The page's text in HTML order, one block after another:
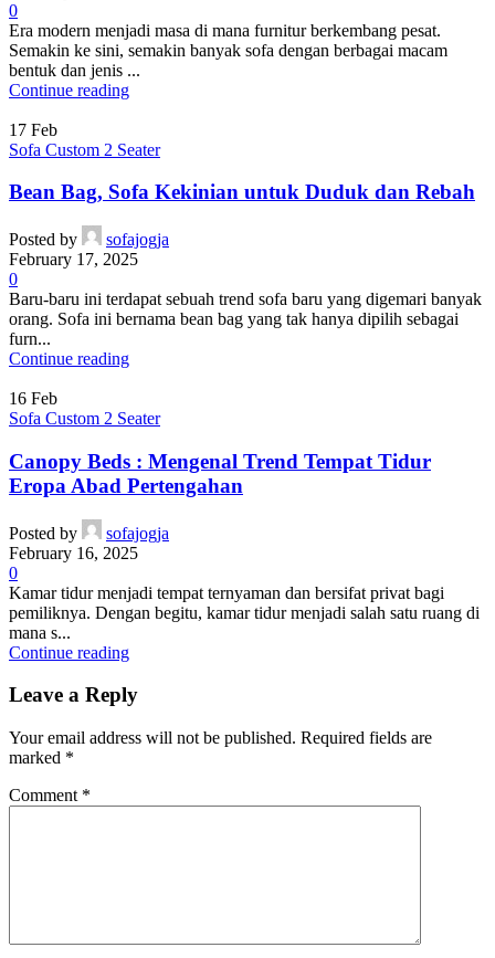
0
Era modern menjadi masa di mana furnitur berkembang pesat.
Semakin ke sini, semakin banyak sofa dengan berbagai macam
bentuk dan jenis ...
Continue reading
17 Feb
Sofa Custom 2 Seater
Bean Bag, Sofa Kekinian untuk Duduk dan Rebah
Posted by
sofajogja
February 17, 2025
0
Baru-baru ini terdapat sebuah trend sofa baru yang digemari banyak
orang. Sofa ini bernama bean bag yang tak hanya dipilih sebagai
furn...
Continue reading
16 Feb
Sofa Custom 2 Seater
Canopy Beds : Mengenal Trend Tempat Tidur
Eropa Abad Pertengahan
Posted by
sofajogja
February 16, 2025
0
Kamar tidur menjadi tempat ternyaman dan bersifat privat bagi
pemiliknya. Dengan begitu, kamar tidur menjadi salah satu ruang di
mana s...
Continue reading
Leave a Reply
Your email address will not be published. Required fields are
marked *
Comment *